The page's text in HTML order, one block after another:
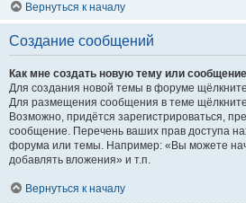
Вернуться к началу
Создание сообщений
Как мне создать новую тему или
Для создания новой темы в форуме
Для размещения сообщения в теме
Возможно, придётся зарегистрироваться,
сообщение. Перечень ваших прав доступа
форума или темы. Например: «Вы можете
добавлять вложения» и т.п.
Вернуться к началу